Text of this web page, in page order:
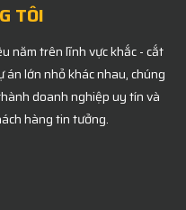
TÔI
năm trên lĩnh vực khắc - cắt
án lớn nhỏ khác nhau, chúng
doanh nghiệp uy tín và
hàng tin tưởng.